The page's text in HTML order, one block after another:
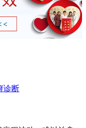
诊断